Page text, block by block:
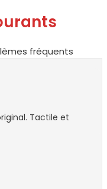
fréquents
Tactile et